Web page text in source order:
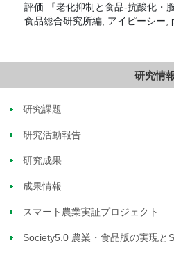
評価.『老化抑制と食品-抗酸化・
食品総合研究所編, アイピーシー,
研究情
研究課題
研究活動報告
研究成果
成果情報
スマート農業実証プロジェクト
Society5.0 農業・食品版の実現と